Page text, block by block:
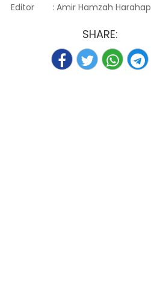
Editor : Amir Hamzah Harahap
SHARE: